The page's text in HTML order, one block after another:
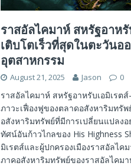
ราสอัลไคมาห์ สหรัฐอาห
เติบโตเร็วที่สุดในตะวันอ
อุตสาหกรรม
August 21, 2025 Jason 0
ราสอัลไคมาห์ สหรัฐอาหรับเอมิเรต
ภาวะเฟื่องฟูของตลาดอสังหาริมทรั
อสังหาริมทรัพย์ที่มีการเปลี่ยนแปลง
ทัศน์อันก้าวไกลของ His Highness
มิเรตส์และผู้ปกครองเมืองราสอัลไ
ภาคอสังหาริมทรัพย์ของราสอัลไคม